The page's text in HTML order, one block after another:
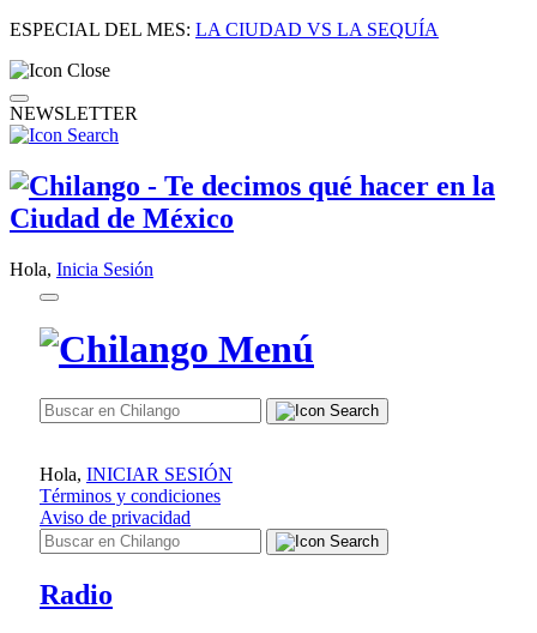
ESPECIAL DEL MES: LA CIUDAD VS LA SEQUÍA
NEWSLETTER
Hola, Inicia Sesión
Hola, INICIAR SESIÓN
Términos y condiciones
Aviso de privacidad
Radio